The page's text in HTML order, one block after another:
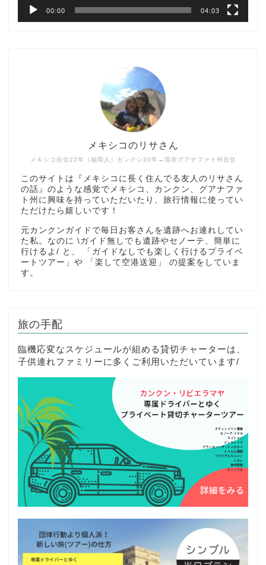
00:00 04:03
メキシコ在住22年（福岡人）カンクン20年→現在グアナファト州在住
メキシコのリサさん
このサイトは『メキシコに長く住んでる友人のリサさん
の話』のような感覚でメキシコ、カンクン、グアナファ
ト州に興味を持っていただいたり、旅行情報に使ってい
ただけたら嬉しいです！
元カンクンガイドで毎日お客さんを遺跡へお連れしてい
た私。なのに \ガイド無しでも遺跡やセノーテ、簡単に
行けるよ/ と、 「ガイドなしでも楽しく行けるプライベ
ートツアー」や 「楽して空港送迎」 の提案をしていま
す。
旅の手配
臨機応変なスケジュールが組める貸切チャーターは、
子供連れファミリーに多くご利用いただいています/